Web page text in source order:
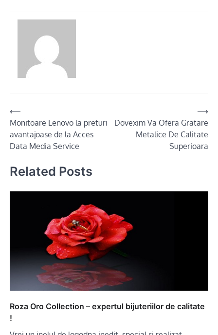
Post
navigation
⟵
Monitoare Lenovo la preturi
avantajoase de la Acces
Data Media Service
Dovexim Va Ofera Gratare
Metalice De Calitate
Superioara
⟶
Related Posts
Roza Oro Collection – expertul bijuteriilor de calitate
!